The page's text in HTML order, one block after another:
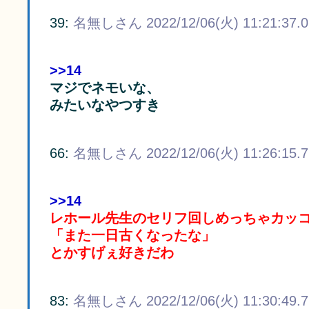
39: 名無しさん 2022/12/06(火)
>>14
マジでネモいな、
みたいなやつすき
66: 名無しさん 2022/12/06(火)
>>14
レホール先生のセリフ回しめっちゃカッ
「また一日古くなったな」
とかすげぇ好きだわ
83: 名無しさん 2022/12/06(火)